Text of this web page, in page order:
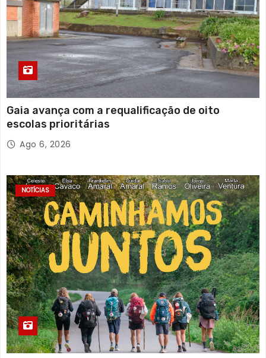
Gaia avança com a requalificação de oito
escolas prioritárias
Ago 6, 2026
NOTÍCIAS